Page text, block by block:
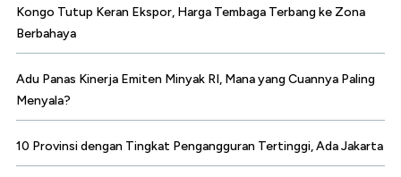
Kongo Tutup Keran Ekspor, Harga Tembaga Terbang ke Zona
Berbahaya
Adu Panas Kinerja Emiten Minyak RI, Mana yang Cuannya Paling
Menyala?
10 Provinsi dengan Tingkat Pengangguran Tertinggi, Ada Jakarta